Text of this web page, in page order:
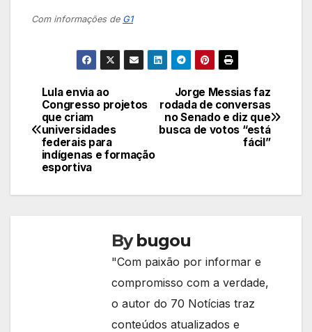
Com informações de G1
Navegação
de
Post
Jorge Messias faz
rodada de conversas
no Senado e diz que
busca de votos “está
fácil”
Lula envia ao
Congresso projetos
que criam
universidades
federais para
indígenas e formação
esportiva
Bybugou
"Com paixão por informar e
compromisso com a verdade,
o autor do 70 Notícias traz
conteúdos atualizados e